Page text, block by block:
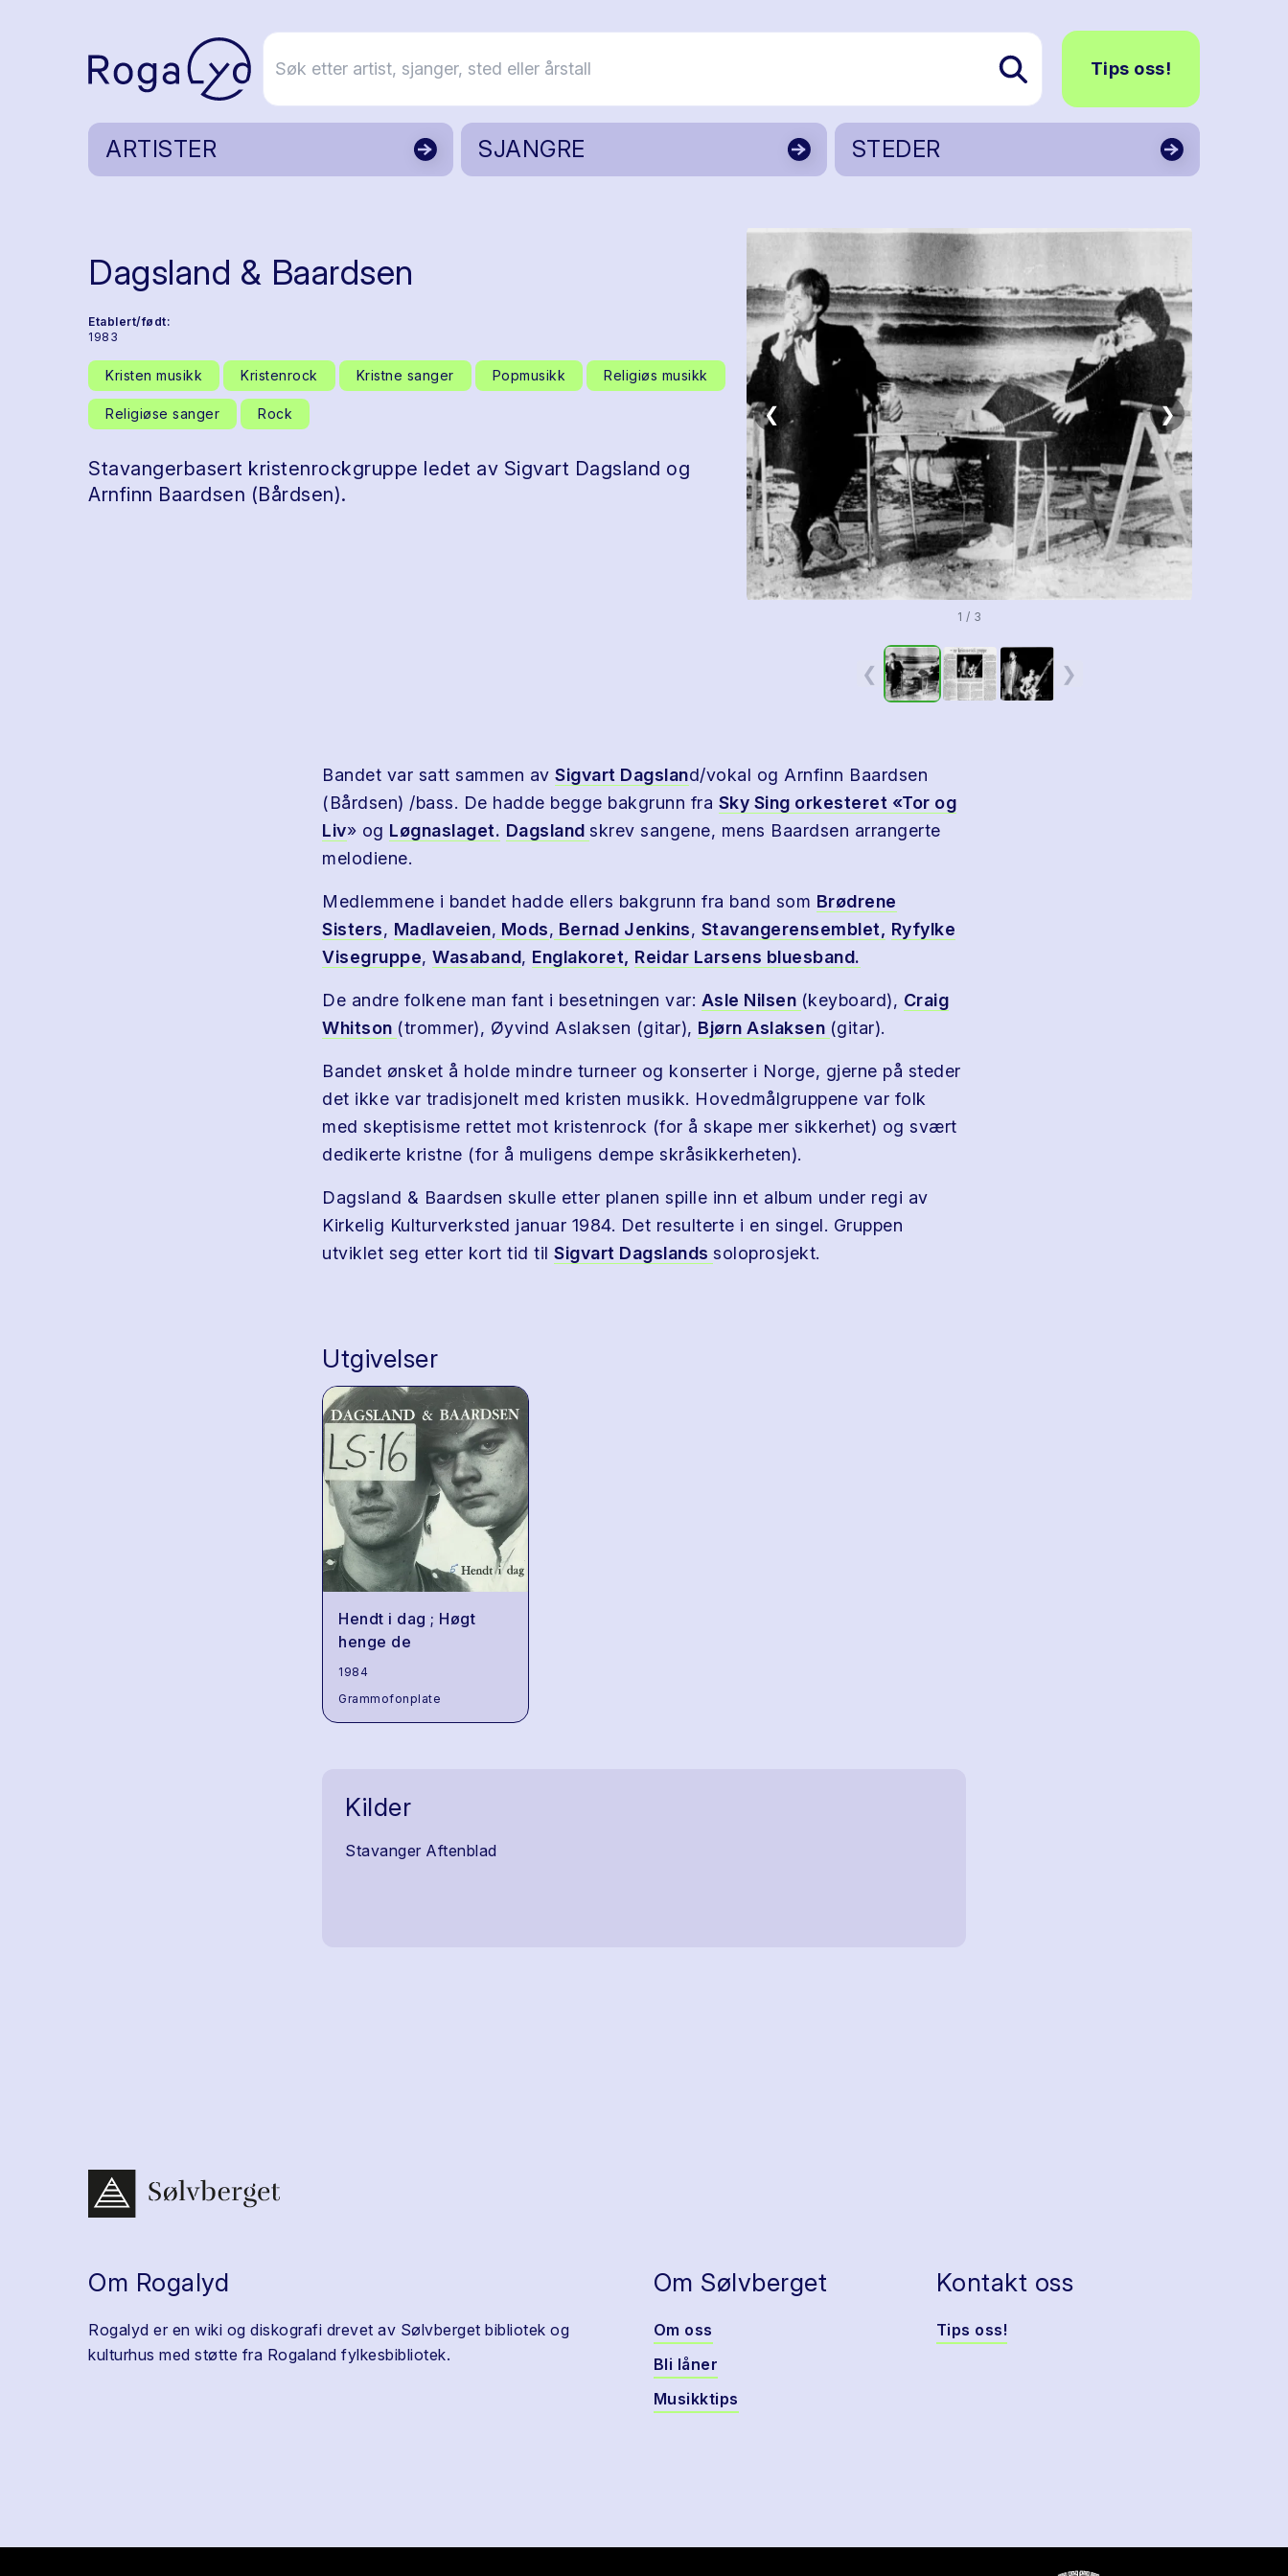
Tips oss!
ARTISTER SJANGRE STEDER
Dagsland & Baardsen
Etablert/født:
1983
Kristen musikk Kristenrock Kristne sanger Popmusikk Religiøs musikk
Religiøse sanger Rock
Stavangerbasert kristenrockgruppe ledet av Sigvart Dagsland og
Arnfinn Baardsen (Bårdsen).
❮ ❯
1 / 3
❮ ❯
Bandet var satt sammen av Sigvart Dagsland/vokal og Arnfinn Baardsen
(Bårdsen) /bass. De hadde begge bakgrunn fra Sky Sing orkesteret «Tor og
Liv» og Løgnaslaget. Dagsland skrev sangene, mens Baardsen arrangerte
melodiene.
Medlemmene i bandet hadde ellers bakgrunn fra band som Brødrene
Sisters, Madlaveien, Mods, Bernad Jenkins, Stavangerensemblet, Ryfylke
Visegruppe, Wasaband, Englakoret, Reidar Larsens bluesband.
De andre folkene man fant i besetningen var: Asle Nilsen (keyboard), Craig
Whitson (trommer), Øyvind Aslaksen (gitar), Bjørn Aslaksen (gitar).
Bandet ønsket å holde mindre turneer og konserter i Norge, gjerne på steder
det ikke var tradisjonelt med kristen musikk. Hovedmålgruppene var folk
med skeptisisme rettet mot kristenrock (for å skape mer sikkerhet) og svært
dedikerte kristne (for å muligens dempe skråsikkerheten).
Dagsland & Baardsen skulle etter planen spille inn et album under regi av
Kirkelig Kulturverksted januar 1984. Det resulterte i en singel. Gruppen
utviklet seg etter kort tid til Sigvart Dagslands soloprosjekt.
Utgivelser
Hendt i dag ; Høgt
henge de
1984
Grammofonplate
Kilder
Stavanger Aftenblad
Om Rogalyd
Rogalyd er en wiki og diskografi drevet av Sølvberget bibliotek og
kulturhus med støtte fra Rogaland fylkesbibliotek.
Om Sølvberget
Om oss
Bli låner
Musikktips
Kontakt oss
Tips oss!